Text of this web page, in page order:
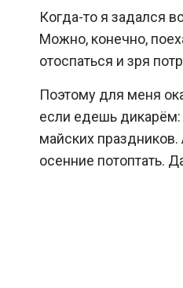
Когда-то я задался
Можно, конечно,
отоспаться и зря
Поэтому для меня
если едешь дикарём:
майских праздников.
осенние потоптать.